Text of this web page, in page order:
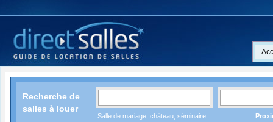
Recherche de
salles à louer
Salle de mariage, château, séminaire...